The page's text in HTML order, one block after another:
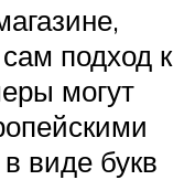
подход к
могут
виде букв